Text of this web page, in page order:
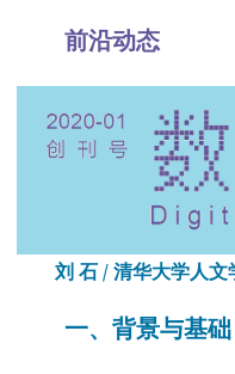
前沿动态
刘 石 / 清华大学人文
一、背景与基础